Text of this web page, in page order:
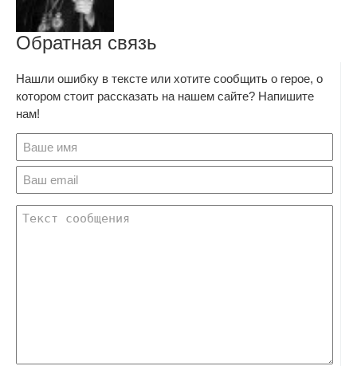
Обратная связь
Нашли ошибку в тексте или хотите сообщить о герое, о
котором стоит рассказать на нашем сайте? Напишите
нам!